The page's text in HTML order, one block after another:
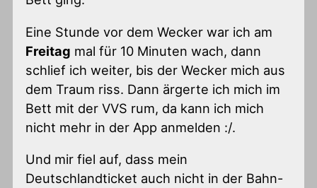
Eine Stunde vor dem Wecker war ich am
Freitag mal für 10 Minuten wach, dann
schlief ich weiter, bis der Wecker mich aus
dem Traum riss. Dann ärgerte ich mich im
Bett mit der VVS rum, da kann ich mich
nicht mehr in der App anmelden :/.
Und mir fiel auf, dass mein
Deutschlandticket auch nicht in der Bahn-